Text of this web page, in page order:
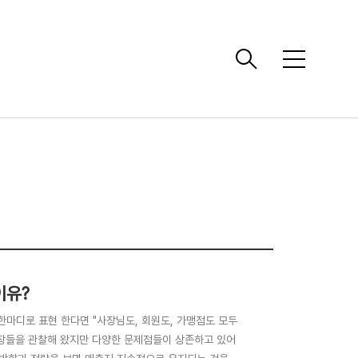
메
유?
디로 표현 한다면 "사장님도, 회원도, 가맹점도 모두
을 관찰해 왔지만 다양한 문제점들이 상존하고 있어